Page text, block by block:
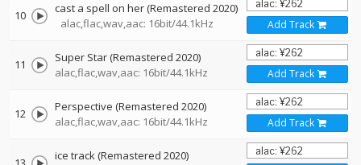
10
cast a spell on her (Remastered 2020)
alac,flac,wav,aac: 16bit/44.1kHz
Add Track
11
Super Star (Remastered 2020)
alac,flac,wav,aac: 16bit/44.1kHz
Add Track
12
Perspective (Remastered 2020)
alac,flac,wav,aac: 16bit/44.1kHz
Add Track
ice track (Remastered 2020)